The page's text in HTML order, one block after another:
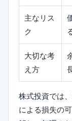
主なリス
ク
大切な考
え方
株式投資では
による損失の